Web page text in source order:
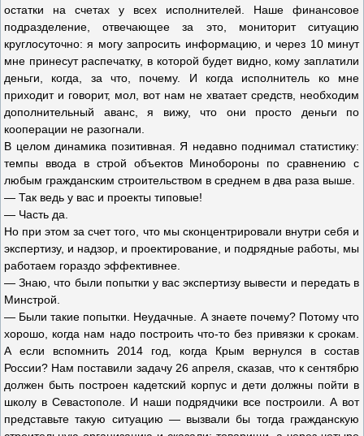
остатки на счетах у всех исполнителей. Наше финансовое
подразделение, отвечающее за это, мониторит ситуацию
круглосуточно: я могу запросить информацию, и через 10 минут
мне принесут распечатку, в которой будет видно, кому заплатили
деньги, когда, за что, почему. И когда исполнитель ко мне
приходит и говорит, мол, вот нам не хватает средств, необходим
дополнительный аванс, я вижу, что они просто деньги по
кооперации не разогнали.
В целом динамика позитивная. Я недавно поднимал статистику:
темпы ввода в строй объектов Минобороны по сравнению с
любым гражданским строительством в среднем в два раза выше.
— Так ведь у вас и проекты типовые!
— Часть да.
Но при этом за счет того, что мы сконцентрировали внутри себя и
экспертизу, и надзор, и проектирование, и подрядные работы, мы
работаем гораздо эффективнее.
— Знаю, что были попытки у вас экспертизу вывести и передать в
Минстрой.
— Были такие попытки. Неудачные. А знаете почему? Потому что
хорошо, когда нам надо построить что-то без привязки к срокам.
А если вспомнить 2014 год, когда Крым вернулся в состав
России? Нам поставили задачу 26 апреля, сказав, что к сентябрю
должен быть построен кадетский корпус и дети должны пойти в
школу в Севастополе. И наши подрядчики все построили. А вот
представьте такую ситуацию — вызвали бы тогда гражданскую